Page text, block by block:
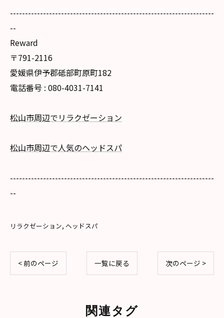
--------------------------------------------------------------------
--
Reward
〒791-2116
愛媛県伊予郡砥部町原町182
電話番号 : 080-4031-7141
松山市周辺でリラクゼーション
松山市周辺で人気のヘッドスパ
--------------------------------------------------------------------
--
リラクゼーション ヘッドスパ
< 前のページ 一覧に戻る 次のページ >
関連タグ